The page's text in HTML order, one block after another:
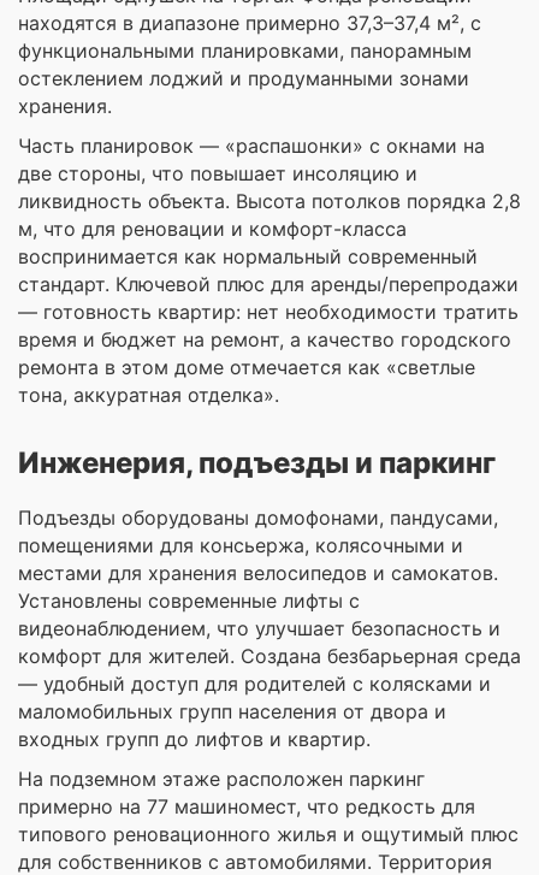
находятся в диапазоне примерно 37,3–37,4 м², с
функциональными планировками, панорамным
остеклением лоджий и продуманными зонами
хранения.
Часть планировок — «распашонки» с окнами на
две стороны, что повышает инсоляцию и
ликвидность объекта. Высота потолков порядка 2,8
м, что для реновации и комфорт-класса
воспринимается как нормальный современный
стандарт. Ключевой плюс для аренды/перепродажи
— готовность квартир: нет необходимости тратить
время и бюджет на ремонт, а качество городского
ремонта в этом доме отмечается как «светлые
тона, аккуратная отделка».
Инженерия, подъезды и паркинг
Подъезды оборудованы домофонами, пандусами,
помещениями для консьержа, колясочными и
местами для хранения велосипедов и самокатов.
Установлены современные лифты с
видеонаблюдением, что улучшает безопасность и
комфорт для жителей. Создана безбарьерная среда
— удобный доступ для родителей с колясками и
маломобильных групп населения от двора и
входных групп до лифтов и квартир.
На подземном этаже расположен паркинг
примерно на 77 машиномест, что редкость для
типового реновационного жилья и ощутимый плюс
для собственников с автомобилями. Территория